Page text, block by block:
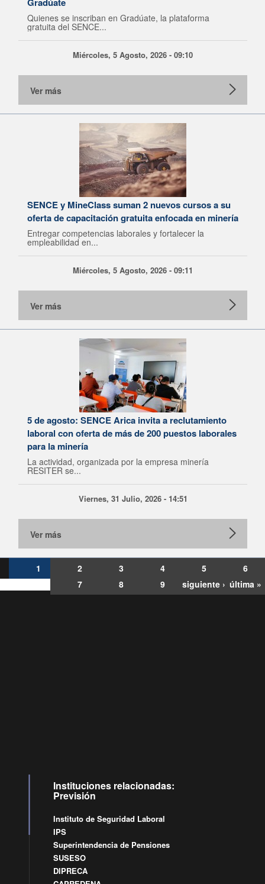
Quienes se inscriban en Gradúate, la plataforma
gratuita del SENCE...
Miércoles, 5 Agosto, 2026 - 09:10
Ver más
SENCE y MineClass suman 2 nuevos cursos a su
oferta de capacitación gratuita enfocada en minería
Entregar competencias laborales y fortalecer la
empleabilidad en...
Miércoles, 5 Agosto, 2026 - 09:11
Ver más
5 de agosto: SENCE Arica invita a reclutamiento
laboral con oferta de más de 200 puestos laborales
para la minería
La actividad, organizada por la empresa minería
RESITER se...
Viernes, 31 Julio, 2026 - 14:51
Ver más
1 2 3 4 5
6
7
8 9 siguiente › última »
Instituciones relacionadas:
Previsión
Instituto de Seguridad Laboral
IPS
Superintendencia de Pensiones
SUSESO
DIPRECA